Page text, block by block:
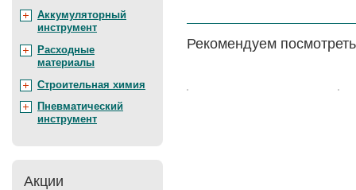
Рекомендуем посмотреть
Аккумуляторный
инструмент
Расходные
материалы
Строительная химия
Пневматический
инструмент
Акции